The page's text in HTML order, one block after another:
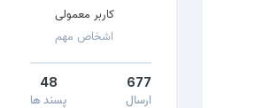
کاربر معمولی
اشخاص مهم
677
ارسال
48
پسند ها